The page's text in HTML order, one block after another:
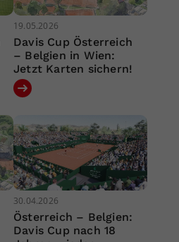
19.05.2026
Davis Cup Österreich
– Belgien in Wien:
Jetzt Karten sichern!
30.04.2026
Österreich – Belgien:
Davis Cup nach 18